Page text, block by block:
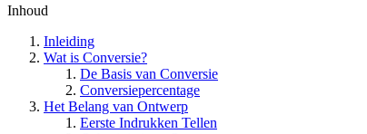
Inhoud
Inleiding
Wat is Conversie?
De Basis van Conversie
Conversiepercentage
Het Belang van Ontwerp
Eerste Indrukken Tellen